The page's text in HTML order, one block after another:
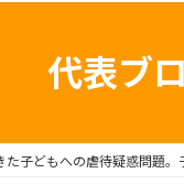
代表ブ
子どもへの虐待疑惑問題